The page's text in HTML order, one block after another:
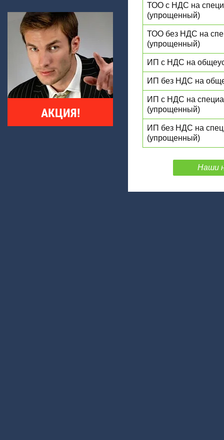
АКЦИЯ!
ТОО с НДС на
(упрощенный)
ТОО без НДС на
(упрощенный)
ИП с НДС на
ИП без НДС на
ИП с НДС на
(упрощенный)
ИП без НДС на
(упрощенный)
Наши